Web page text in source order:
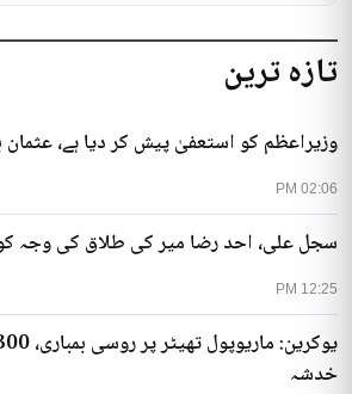
تازہ ترین
02:06 PM
وزیراعظم کو استعفیٰ پیش کر دیا ہے، عثمان
12:25 PM
سجل علی، احد رضا میر کی طلاق کی وجہ
خدشہ